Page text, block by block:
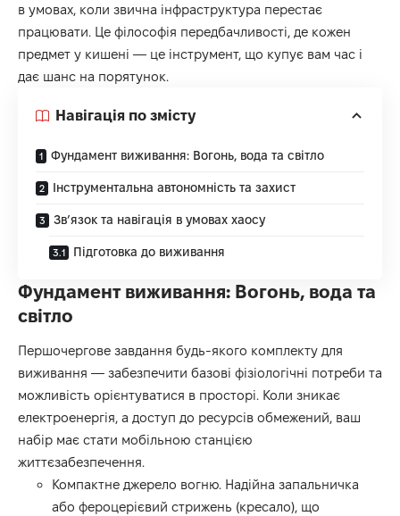
в умовах, коли звична інфраструктура перестає
працювати. Це філософія передбачливості, де кожен
предмет у кишені — це інструмент, що купує вам час і
дає шанс на порятунок.
Навігація по змісту
Фундамент виживання: Вогонь, вода та світло
Інструментальна автономність та захист
Зв’язок та навігація в умовах хаосу
Підготовка до виживання
Фундамент виживання: Вогонь, вода та
світло
Першочергове завдання будь-якого комплекту для
виживання — забезпечити базові фізіологічні потреби та
можливість орієнтуватися в просторі. Коли зникає
електроенергія, а доступ до ресурсів обмежений, ваш
набір має стати мобільною станцією
життєзабезпечення.
Компактне джерело вогню. Надійна запальничка
або фероцерієвий стрижень (кресало), що